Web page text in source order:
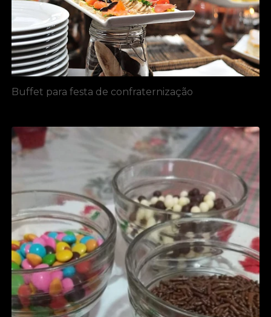
Buffet para festa de confraternização